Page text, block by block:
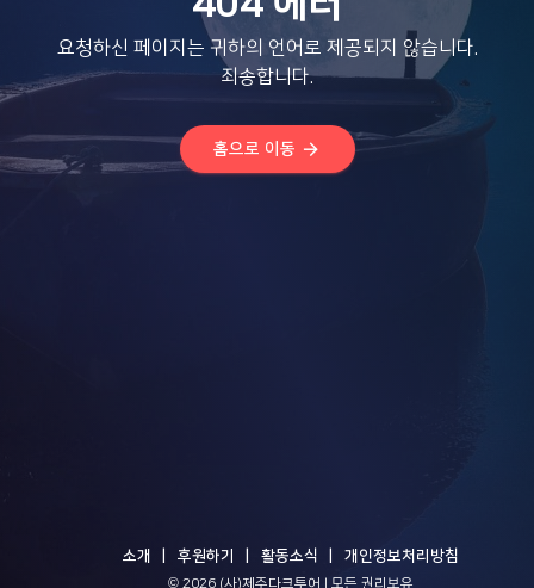
요청하신 페이지는 귀하의 언어로 제공되지 않습니다.
죄송합니다.
홈으로 이동 arrow_forward
소개 후원하기 활동소식 개인정보처리방침
© 2026 (사)제주다크투어 | 모든 권리보유